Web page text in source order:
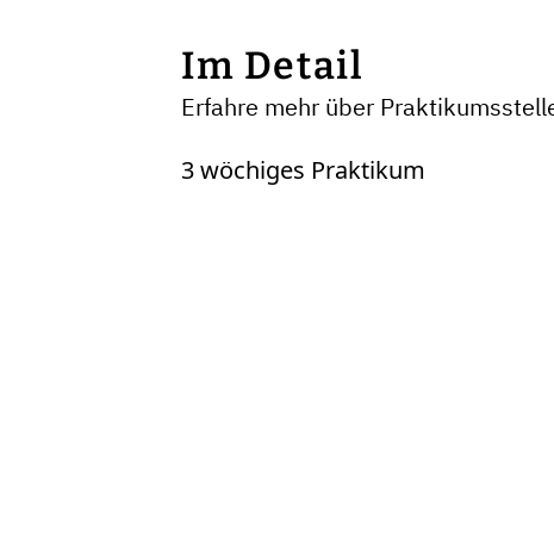
Im Detail
Erfahre mehr über
3 wöchiges Praktikum